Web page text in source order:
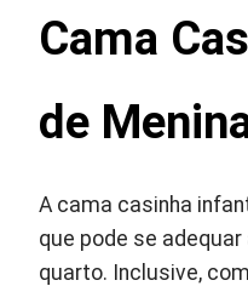
Cama
de
A cama casinha
que pode se
quarto. Inclusive,